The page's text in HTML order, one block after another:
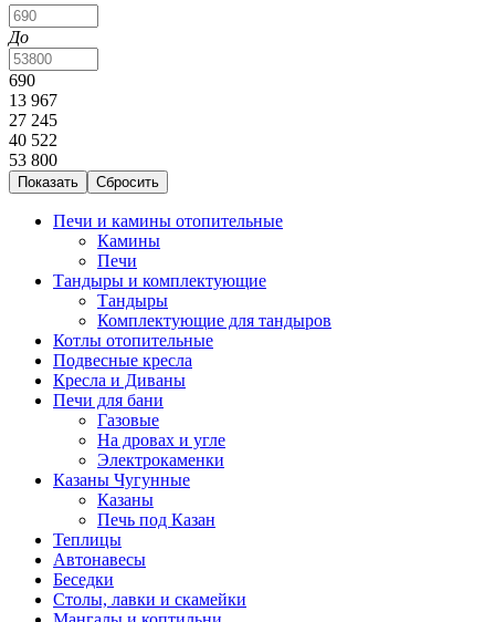
До
690
13 967
27 245
40 522
53 800
Печи и камины отопительные
Камины
Печи
Тандыры и комплектующие
Тандыры
Комплектующие для тандыров
Котлы отопительные
Подвесные кресла
Кресла и Диваны
Печи для бани
Газовые
На дровах и угле
Электрокаменки
Казаны Чугунные
Казаны
Печь под Казан
Теплицы
Автонавесы
Беседки
Столы, лавки и скамейки